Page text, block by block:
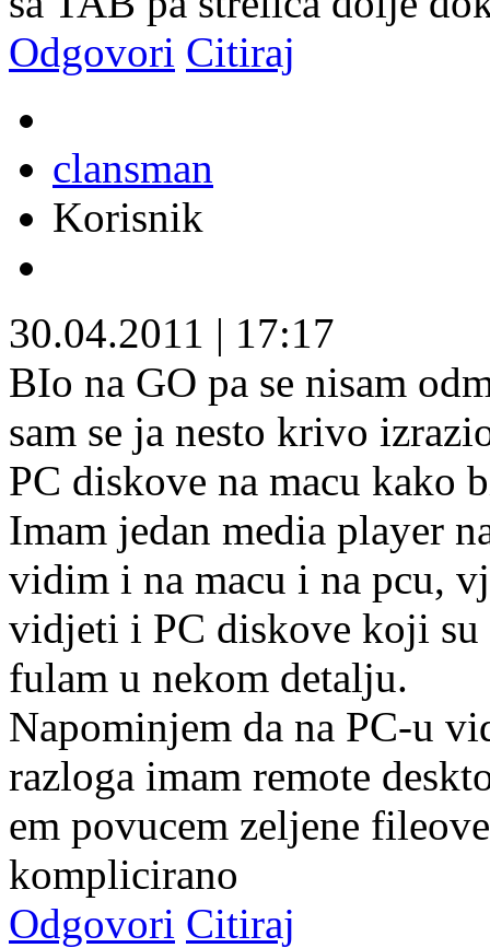
Odgovori Citiraj
clansman
Korisnik
30.04.2011 | 17:17
BIo na GO pa se nisam
sam se ja nesto krivo
PC diskove na macu kako
Imam jedan media player
vidim i na macu i na pcu,
vidjeti i PC diskove koji su
fulam u nekom detalju.
Napominjem da na PC-u
razloga imam remote
em povucem zeljene
komplicirano
Odgovori Citiraj